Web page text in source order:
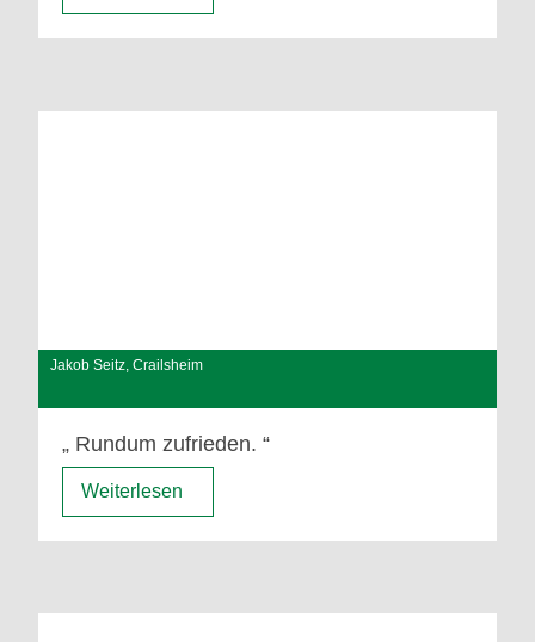
Jakob Seitz, Crailsheim
Rundum zufrieden.
Weiterlesen